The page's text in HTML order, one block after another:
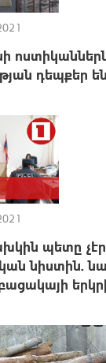
դեպքեր
պետը չէր
նիստին.